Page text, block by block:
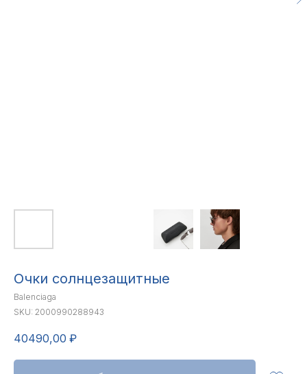
Очки солнцезащитные
Balenciaga
SKU: 2000990288943
40490,00 ₽